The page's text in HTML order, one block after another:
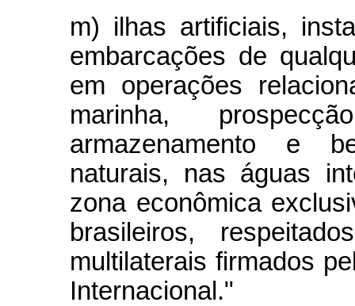
m) ilhas artificiais,
embarcações de
em operações
marinha,
armazenamento e
naturais, nas águas
zona econômica
brasileiros,
multilaterais firmados
Internacional."